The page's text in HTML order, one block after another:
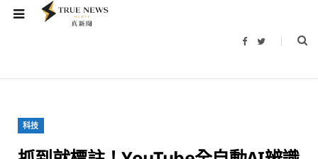
F
b
T
t
科技